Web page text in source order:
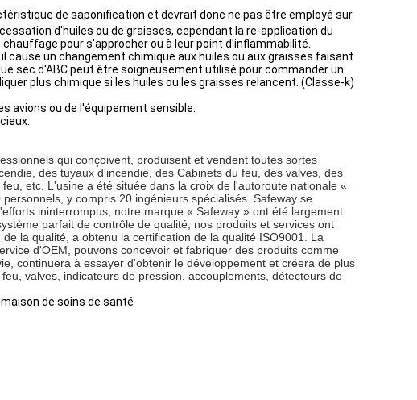
de saponification et devrait donc ne pas être employé sur
d'huiles ou de graisses, cependant la re-application du
pour s'approcher ou à leur point d'inflammabilité.
cause un changement chimique aux huiles ou aux graisses faisant
sec d'ABC peut être soigneusement utilisé pour commander un
plus chimique si les huiles ou les graisses relancent. (Classe-k)
avions ou de l'équipement sensible.
qui conçoivent, produisent et vendent toutes sortes
des tuyaux d'incendie, des Cabinets du feu, des valves, des
etc. L'usine a été située dans la croix de l'autoroute nationale «
y compris 20 ingénieurs spécialisés. Safeway se
ininterrompus, notre marque « Safeway » ont été largement
parfait de contrôle de qualité, nos produits et services ont
la qualité, a obtenu la certification de la qualité ISO9001. La
d'OEM, pouvons concevoir et fabriquer des produits comme
continuera à essayer d'obtenir le développement et créera de plus
valves, indicateurs de pression, accouplements, détecteurs de